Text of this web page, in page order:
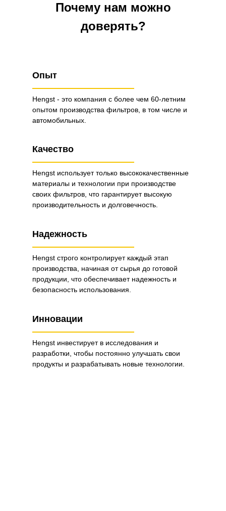
Почему нам можно
доверять?
Опыт
Hengst - это компания с более чем 60-летним
опытом производства фильтров, в том числе и
автомобильных.
Качество
Надежность
Hengst использует только высококачественные
материалы и технологии при производстве
своих фильтров, что гарантирует высокую
производительность и долговечность.
Инновации
Hengst строго контролирует каждый этап
производства, начиная от сырья до готовой
продукции, что обеспечивает надежность и
безопасность использования.
Hengst инвестирует в исследования и
разработки, чтобы постоянно улучшать свои
продукты и разрабатывать новые технологии.